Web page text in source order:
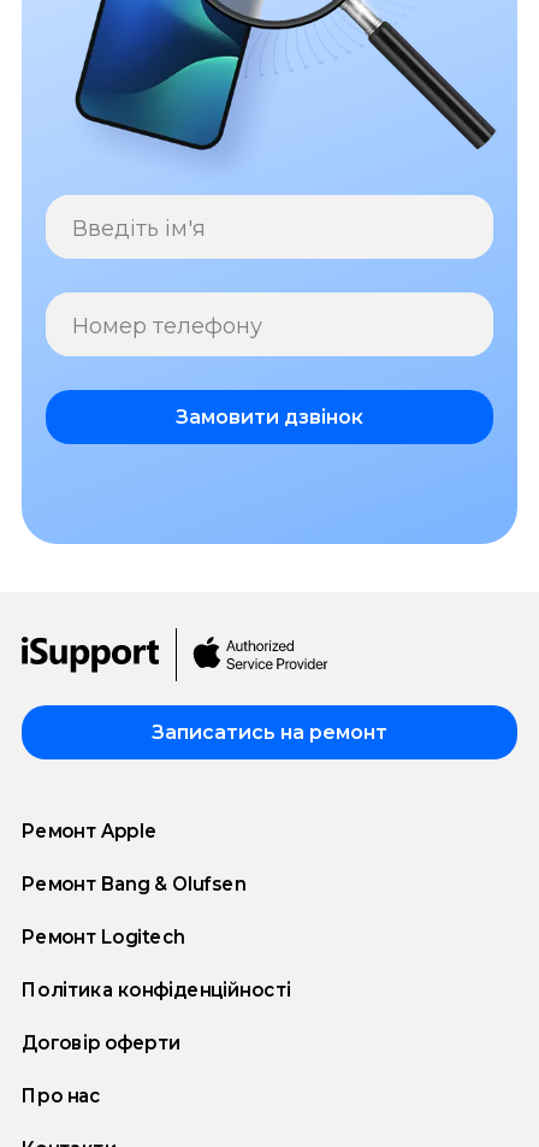
Введіть ім'я
Номер телефону
Замовити дзвінок
Записатись на ремонт
Ремонт Apple
Ремонт Bang & Olufsen
Ремонт Logitech
Політика конфіденційності
Договір оферти
Про нас